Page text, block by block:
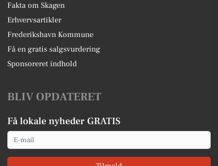
Fakta om Skagen
Erhvervsartikler
Frederikshavn Kommune
Få en gratis salgsvurdering
Sponsoreret indhold
BLIV OPDATERET
Få lokale nyheder GRATIS
Email